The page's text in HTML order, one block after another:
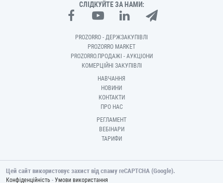
СЛІДКУЙТЕ ЗА НАМИ:
PROZORRO - ДЕРЖЗАКУПІВЛІ
PROZORRO MARKET
PROZORRO.ПРОДАЖІ - АУКЦІОНИ
КОМЕРЦІЙНІ ЗАКУПІВЛІ
НАВЧАННЯ
НОВИНИ
КОНТАКТИ
ПРО НАС
РЕГЛАМЕНТ
ВЕБІНАРИ
ТАРИФИ
Цей сайт використовує захист від спаму reCAPTCHA (Google).
Конфіденційність - Умови використання